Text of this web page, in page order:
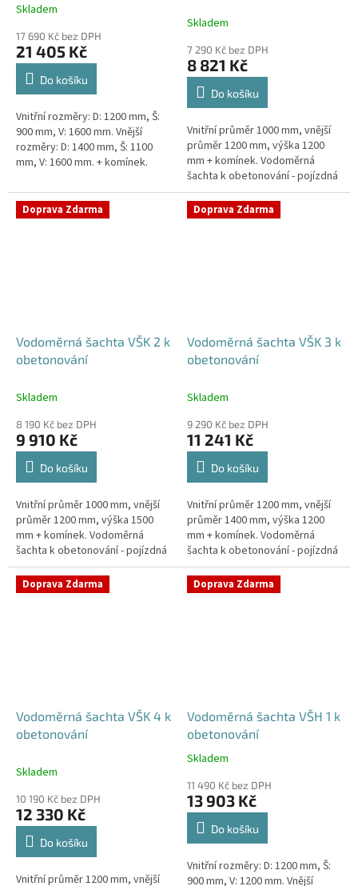
Průměrné
produktu
je
5,0
hvězdiček.
Skladem
17 690 Kč bez DPH
21 405 Kč
Do košíku
Vnitřní rozměry: D: 1200 mm, Š:
900 mm, V: 1600 mm. Vnější
rozměry: D: 1400 mm, Š: 1100
mm, V: 1600 mm. + komínek.
bez obetonováníStandardní...
Skladem
7 290 Kč bez DPH
8 821 Kč
Do košíku
Vnitřní průměr 1000 mm, vnější
průměr 1200 mm, výška 1200
mm + komínek. Vodoměrná
šachta k obetonování - pojízdná
i pod parkovací stáníStandardní
prostupy šachty DN32 (jiné na...
Doprava Zdarma
Vodoměrná šachta VŠK 2 k
obetonování
Skladem
8 190 Kč bez DPH
9 910 Kč
Do košíku
Vnitřní průměr 1000 mm, vnější
průměr 1200 mm, výška 1500
mm + komínek. Vodoměrná
šachta k obetonování - pojízdná
i pod parkovací stáníStandardní
prostupy šachty DN32 (jiné na...
Doprava Zdarma
Vodoměrná šachta VŠK 3 k
obetonování
Skladem
9 290 Kč bez DPH
11 241 Kč
Do košíku
Vnitřní průměr 1200 mm, vnější
průměr 1400 mm, výška 1200
mm + komínek. Vodoměrná
šachta k obetonování - pojízdná
i pod parkovací stáníStandardní
prostupy šachty DN32 (jiné na...
Doprava Zdarma
Vodoměrná šachta VŠK 4 k
obetonování
Skladem
10 190 Kč bez DPH
12 330 Kč
Do košíku
Vnitřní průměr 1200 mm, vnější
Doprava Zdarma
Vodoměrná šachta VŠH 1 k
obetonování
Průměrné
produktu
je
5,0
hvězdiček.
Skladem
11 490 Kč bez DPH
13 903 Kč
Do košíku
Vnitřní rozměry: D: 1200 mm, Š:
900 mm, V: 1200 mm. Vnější